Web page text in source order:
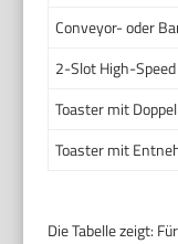
Conveyor- oder
2-Slot High-
Toaster mit
Toaster mit
Die Tabelle zeigt: